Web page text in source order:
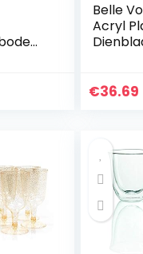
Belle
Acryl
€36.69